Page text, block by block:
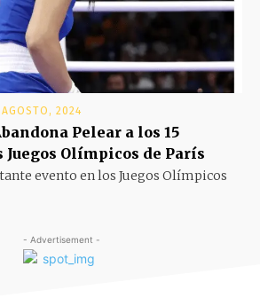
AGOSTO, 2024
Pelear a los 15
Juegos Olímpicos de París
evento en los Juegos Olímpicos
- Advertisement -